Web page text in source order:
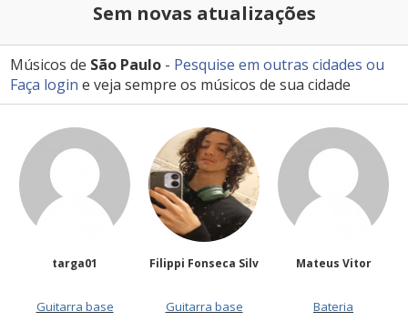
Sem novas atualizações
Músicos de São Paulo - Pesquise em outras cidades ou
Faça login e veja sempre os músicos de sua cidade
Filippi Fonseca Silv
Guitarra base
Mateus Vitor
Bateria
Anailuj Avlis
Vocalista - Baixo